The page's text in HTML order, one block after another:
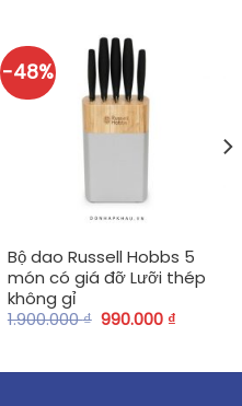
-48%
Bộ dao Russell Hobbs 5
món có giá đỡ Lưỡi thép
không gỉ
1.900.000₫ 990.000 ₫